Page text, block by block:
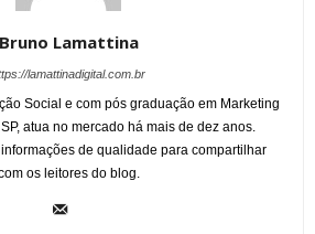
Bruno Lamattina
lamattinadigital.com.br
Social e com pós graduação em Marketing
atua no mercado há mais de dez anos.
de qualidade para compartilhar
os leitores do blog.